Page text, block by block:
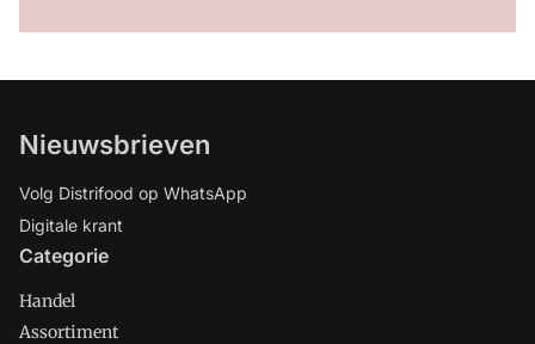
Nieuwsbrieven
Volg Distrifood op WhatsApp
Digitale krant
Categorie
Handel
Assortiment